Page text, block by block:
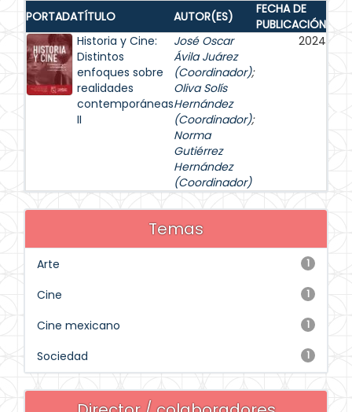
PORTADATÍTULO AUTOR(ES)
FECHA DE
PUBLICACIÓN
Historia y Cine:
Distintos
enfoques sobre
realidades
contemporáneas
II
José Oscar
Ávila Juárez
(Coordinador);
Oliva Solís
Hernández
(Coordinador);
Norma
Gutiérrez
Hernández
(Coordinador)
2024
Temas
1
Arte
1
Cine
1
Cine mexicano
1
Sociedad